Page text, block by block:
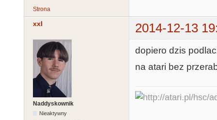
Strona
xxl 2014-12-13
Naddyskownik
Nieaktywny
dopiero dzis
na atari bez